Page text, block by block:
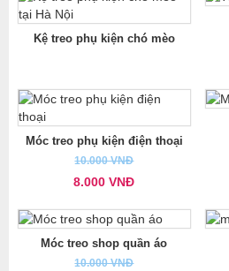
Kệ treo phụ kiện chó mèo
Móc treo phụ kiện điện thoại
10.000 VNĐ
8.000 VNĐ
Móc treo shop quần áo
10.000 VNĐ